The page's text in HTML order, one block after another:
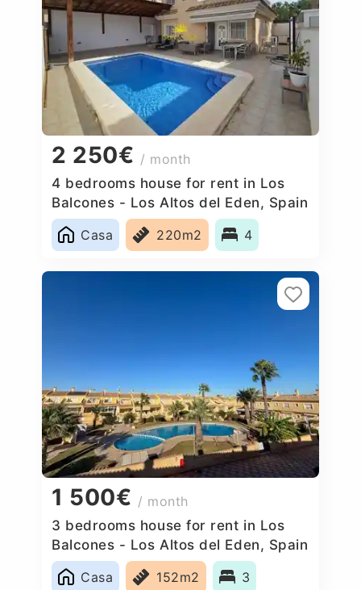
2 250€ / month
4 bedrooms house for rent in Los
Balcones - Los Altos del Eden, Spain
Casa
220m2 4
1 500€ / month
3 bedrooms house for rent in Los
Balcones - Los Altos del Eden, Spain
Casa
152m2 3